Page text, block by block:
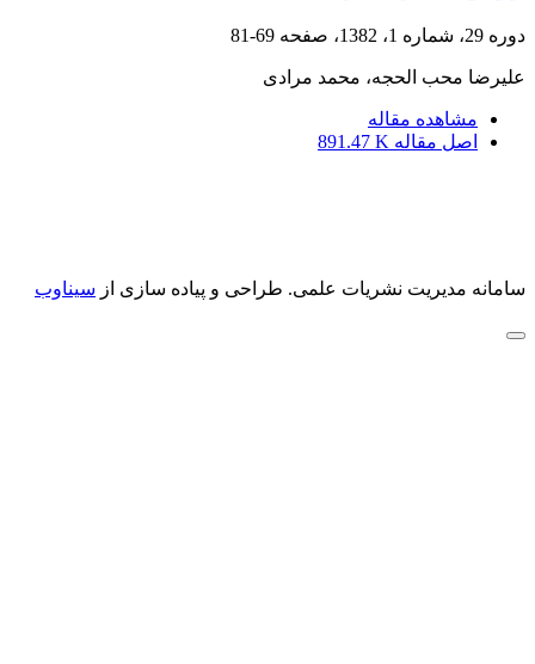
دوره 29، شماره 1، 1382، صفحه 69-81
علیرضا محب الحجه، محمد مرادی
مشاهده مقاله
اصل مقاله 891.47 K
سامانه مدیریت نشریات علمی. طراحی و پیاده سازی از سیناوب